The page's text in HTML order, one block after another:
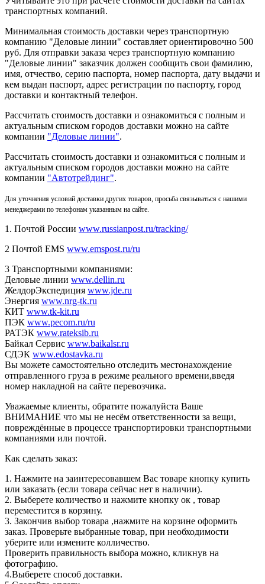
транспортных компаний.
Минимальная стоимость доставки через транспортную
компанию "Деловые линии" составляет ориентировочно 500
руб. Для отправки заказа через транспортную компанию
"Деловые линии" заказчик должен сообщить свои фамилию,
имя, отчество, серию паспорта, номер паспорта, дату выдачи и
кем выдан паспорт, адрес регистрации по паспорту, город
доставки и контактный телефон.
Рассчитать стоимость доставки и ознакомиться с полным и
актуальным списком городов доставки можно на сайте
компании "Деловые линии".
Рассчитать стоимость доставки и ознакомиться с полным и
актуальным списком городов доставки можно на сайте
компании "Автотрейдинг".
Для уточнения условий доставки других товаров, просьба связываться с нашими
менеджерами по телефонам указанным на сайте.
1. Почтой России www.russianpost.ru/tracking/
2 Почтой EMS www.emspost.ru/ru
3 Транспортными компаниями:
Деловые линии www.dellin.ru
ЖелдорЭкспедиция www.jde.ru
Энергия www.nrg-tk.ru
КИТ www.tk-kit.ru
ПЭК www.pecom.ru/ru
РАТЭК www.rateksib.ru
Байкал Сервис www.baikalsr.ru
СДЭК www.edostavka.ru
Вы можете самостоятельно отследить местонахождение
отправленного груза в режиме реального времени,введя
номер накладной на сайте перевозчика.
Уважаемые клиенты, обратите пожалуйста Ваше
ВНИМАНИЕ что мы не несём ответственности за вещи,
повреждённые в процессе транспортировки транспортными
компаниями или почтой.
Как сделать заказ:
1. Нажмите на заинтересовавшем Вас товаре кнопку купить
или заказать (если товара сейчас нет в наличии).
2. Выберете количество и нажмите кнопку ок , товар
переместится в корзину.
3. Закончив выбор товара ,нажмите на корзине оформить
заказ. Проверьте выбранные товар, при необходимости
уберите или измените колличество.
Проверить правильность выбора можно, кликнув на
фотографию.
4.Выберете способ доставки.